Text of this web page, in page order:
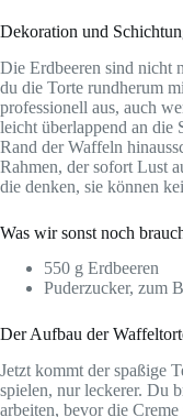
Dekoration und
Die Erdbeeren sind nicht
du die Torte rundherum
professionell aus, auch
leicht überlappend an die
Rand der Waffeln
Rahmen, der sofort Lust
die denken, sie können
Was wir sonst noch
550 g Erdbeeren
Puderzucker, zum
Der Aufbau der
Jetzt kommt der spaßige
spielen, nur leckerer. Du
arbeiten, bevor die